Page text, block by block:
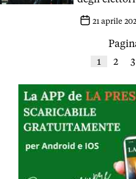
21 aprile
1
2 3